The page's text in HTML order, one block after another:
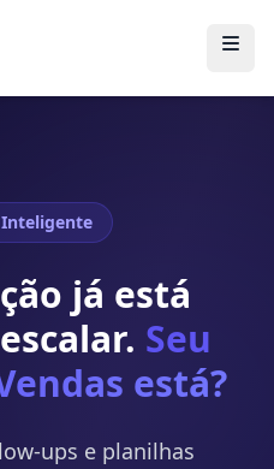
já está
Seu
está?
ups e planilhas